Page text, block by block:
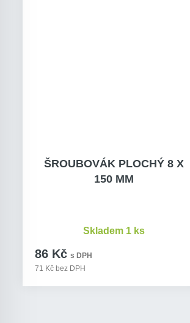
ŠROUBOVÁK PLOCHÝ 8 X
150 MM
86 Kč s DPH
71 Kč bez DPH
Skladem 1 ks